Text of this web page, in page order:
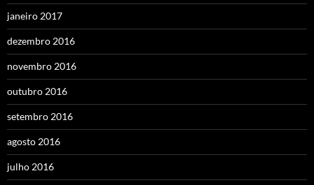
janeiro 2017
dezembro 2016
novembro 2016
outubro 2016
setembro 2016
agosto 2016
julho 2016